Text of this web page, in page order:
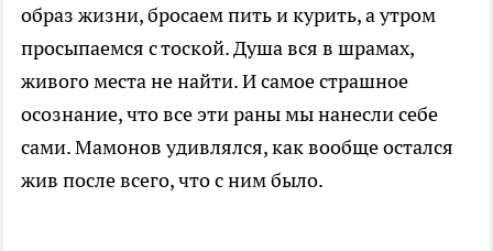
образ жизни, бросаем пить и курить, а утром
просыпаемся с тоской. Душа вся в шрамах,
живого места не найти. И самое страшное
осознание, что все эти раны мы нанесли себе
сами. Мамонов удивлялся, как вообще остался
жив после всего, что с ним было.